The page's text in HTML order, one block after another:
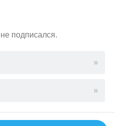
подписался.